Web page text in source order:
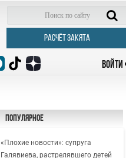
РАСЧЁТ ЗАКЯТА
ВОЙТИ
Популярное
«Плохие новости»: супруга
Галявиева, растрелявшего детей